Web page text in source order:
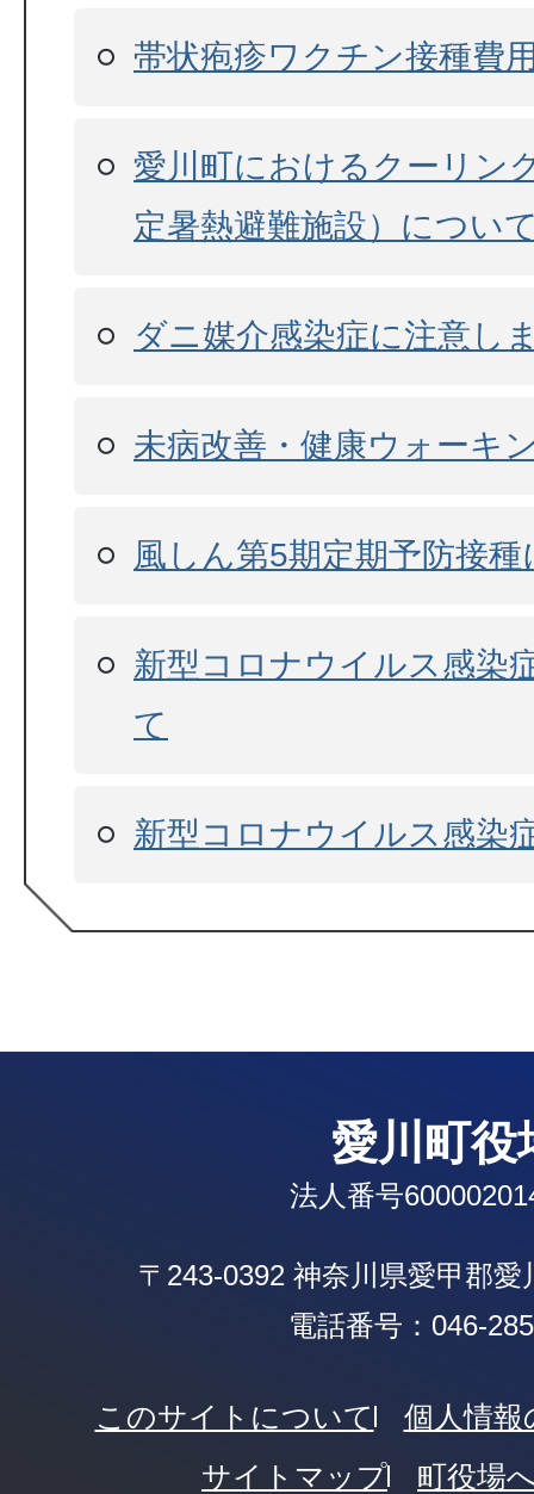
帯状疱疹ワクチン接種費
愛川町におけるクーリン
定暑熱避難施設）につい
ダニ媒介感染症に注意し
未病改善・健康ウォーキ
風しん第5期定期予防接
新型コロナウイルス感染
て
新型コロナウイルス感染
愛川町役
法人番号
〒243-0392 神奈川県愛甲郡愛
電話番号：046-
このサイトについて
個人情
サイトマップ
町役場